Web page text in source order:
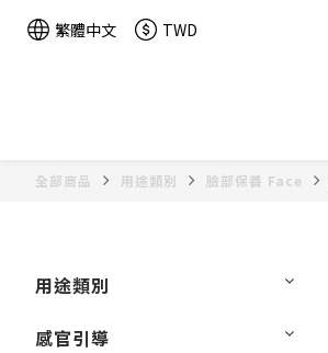
繁體中文 TWD
全部商品 用途類別 臉部保養 Face
用途類別
感官引導